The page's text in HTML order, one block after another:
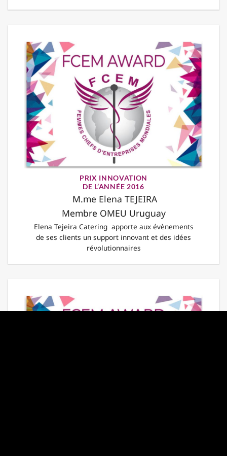
PRIX INNOVATION
DE L’ANNÉE 2016
M.me Elena TEJEIRA
Membre OMEU Uruguay
Elena Tejeira Catering apporte aux évènements
de ses clients un support innovant et des idées
révolutionnaires